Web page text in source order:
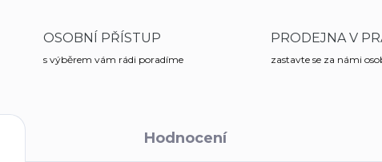
OSOBNÍ PŘÍSTUP
s výběrem vám rádi poradíme
PRODEJNA V
zastavte se za námi
Hodnocení